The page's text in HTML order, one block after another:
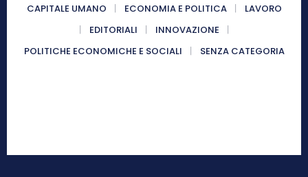
CAPITALE UMANO ECONOMIA E POLITICA
LAVORO
EDITORIALI
INNOVAZIONE
POLITICHE ECONOMICHE E SOCIALI
SENZA CATEGORIA